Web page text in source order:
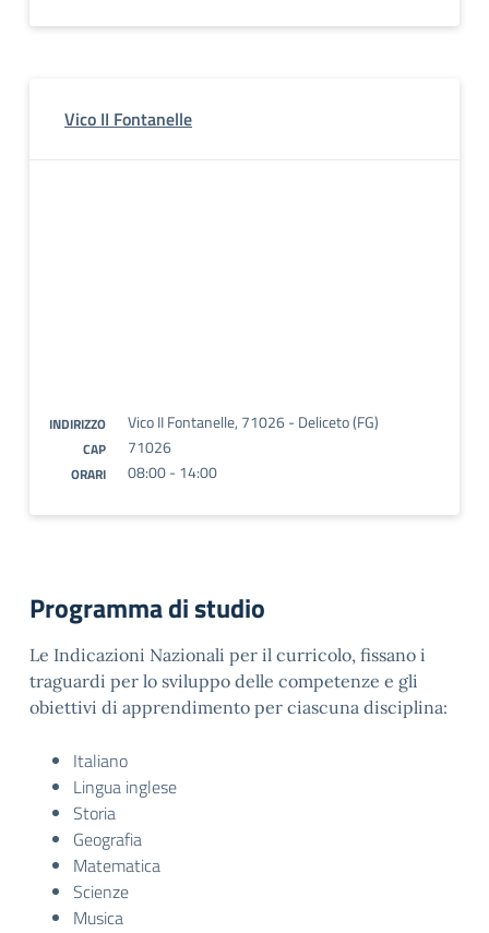
Vico II Fontanelle
INDIRIZZO Vico II Fontanelle, 71026 - Deliceto (FG)
CAP 71026
ORARI 08:00 - 14:00
Programma di studio
Le Indicazioni Nazionali per il curricolo, fissano i
traguardi per lo sviluppo delle competenze e gli
obiettivi di apprendimento per ciascuna disciplina:
Italiano
Lingua inglese
Storia
Geografia
Matematica
Scienze
Musica